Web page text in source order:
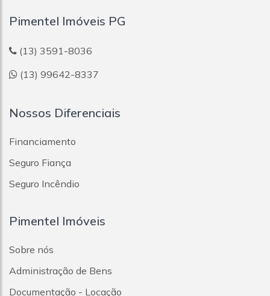
Pimentel Imóveis PG
(13) 3591-8036
(13) 99642-8337
Nossos Diferenciais
Financiamento
Seguro Fiança
Seguro Incêndio
Pimentel Imóveis
Sobre nós
Administração de Bens
Documentação - Locação